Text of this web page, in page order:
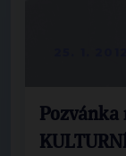
Pozvánka